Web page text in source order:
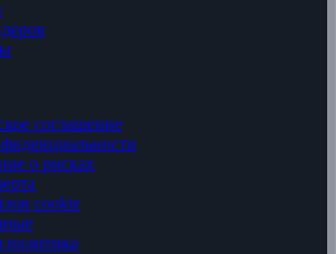
соглашение
о рисках
cookie
политика